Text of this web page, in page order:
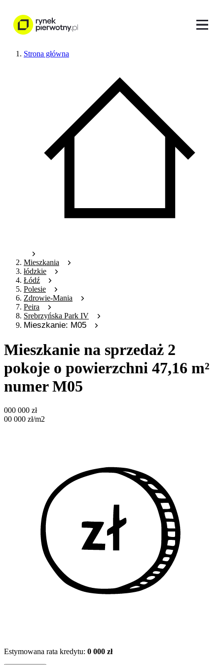
Strona główna
Mieszkania
łódzkie
Łódź
Polesie
Zdrowie-Mania
Peira
Srebrzyńska Park IV
Mieszkanie: M05
Mieszkanie na sprzedaż 2
pokoje o powierzchni 47,16 m²
numer M05
000 000 zł
00 000 zł/m2
Estymowana rata kredytu: 0 000 zł